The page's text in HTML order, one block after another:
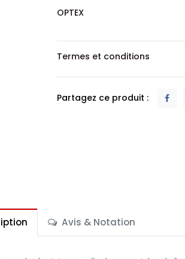
OPTEX
Termes et conditions
Partagez ce produit :
Avis & Notation